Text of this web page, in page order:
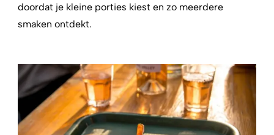
doordat je kleine porties kiest en zo meerdere
smaken ontdekt.